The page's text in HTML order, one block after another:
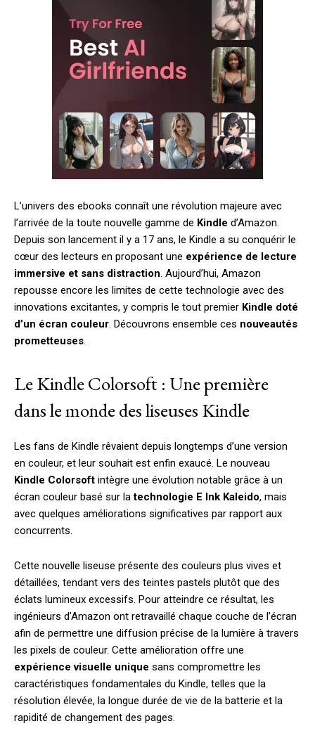
L’univers des ebooks connaît une révolution majeure avec
l’arrivée de la toute nouvelle gamme de Kindle d’Amazon.
Depuis son lancement il y a 17 ans, le Kindle a su conquérir le
cœur des lecteurs en proposant une expérience de lecture
immersive et sans distraction. Aujourd’hui, Amazon
repousse encore les limites de cette technologie avec des
innovations excitantes, y compris le tout premier Kindle doté
d’un écran couleur. Découvrons ensemble ces nouveautés
prometteuses.
Le Kindle Colorsoft : Une première
dans le monde des liseuses Kindle
Les fans de Kindle rêvaient depuis longtemps d’une version
en couleur, et leur souhait est enfin exaucé. Le nouveau
Kindle Colorsoft intègre une évolution notable grâce à un
écran couleur basé sur latechnologie E Ink Kaleido, mais
avec quelques améliorations significatives par rapport aux
concurrents.
Cette nouvelle liseuse présente des couleurs plus vives et
détaillées, tendant vers des teintes pastels plutôt que des
éclats lumineux excessifs. Pour atteindre ce résultat, les
ingénieurs d’Amazon ont retravaillé chaque couche de l’écran
afin de permettre une diffusion précise de la lumière à travers
les pixels de couleur. Cette amélioration offre une
expérience visuelle unique sans compromettre les
caractéristiques fondamentales du Kindle, telles que la
résolution élevée, la longue durée de vie de la batterie et la
rapidité de changement des pages.